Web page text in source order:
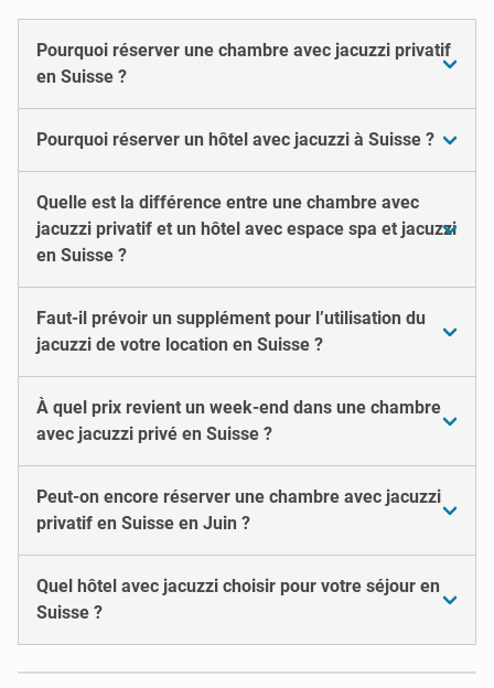
Pourquoi réserver une chambre avec jacuzzi privatif
en Suisse ?
Pourquoi réserver un hôtel avec jacuzzi à Suisse ?
Quelle est la différence entre une chambre avec
jacuzzi privatif et un hôtel avec espace spa et jacuzzi
en Suisse ?
Faut-il prévoir un supplément pour l’utilisation du
jacuzzi de votre location en Suisse ?
À quel prix revient un week-end dans une chambre
avec jacuzzi privé en Suisse ?
Peut-on encore réserver une chambre avec jacuzzi
privatif en Suisse en Juin ?
Quel hôtel avec jacuzzi choisir pour votre séjour en
Suisse ?